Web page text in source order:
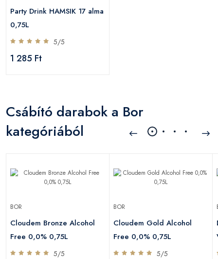
Party Drink HAMSIK 17 alma
0,75L
5/5
1 285 Ft
Csábító darabok a Bor
kategóriából
BOR
Cloudem Bronze Alcohol
Free 0,0% 0,75L
5/5
BOR
Cloudem Gold Alcohol
Free 0,0% 0,75L
5/5